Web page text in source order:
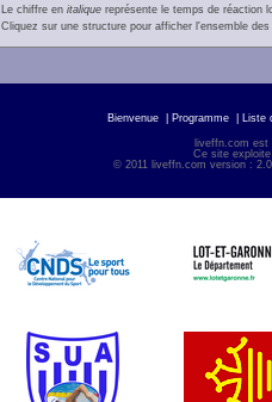
Le chiffre en italiquereprésente le temps de réaction
Cliquez sur une structure pour afficher l'ensemble
Bienvenue Programme Liste
liveffn.com est
Ce site
© 2011 liveffn.com version :